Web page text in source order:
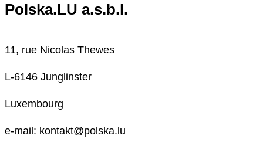
Polska.LU a.s.b.l.
11, rue Nicolas Thewes
L-6146 Junglinster
Luxembourg
e-mail: kontakt@polska.lu